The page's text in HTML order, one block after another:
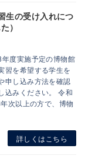
生の受け入れにつ
）
度実施予定の博物館
習を希望する学生を
申し込み方法を確認
込みください。 令和
次以上の方で、博物
詳しくはこちら